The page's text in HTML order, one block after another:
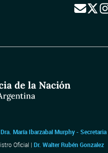
Dra. María Ibarzabal Murphy - Secretaria
Oficial | Dr. Walter Rubén Gonzalez